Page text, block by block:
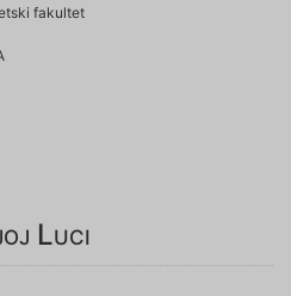
fakultet
Luci